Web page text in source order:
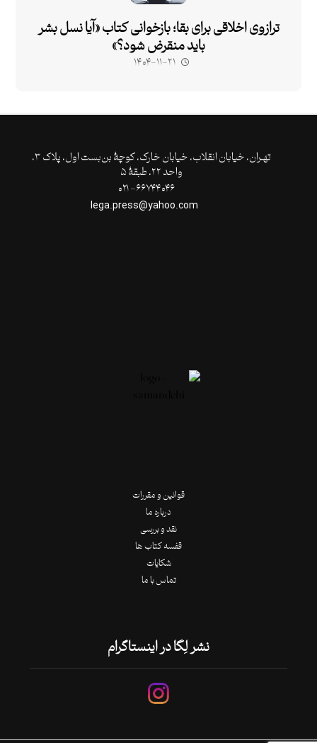
ترازوی اخلاقی برای بقا؛ بازخوانی کتاب «آیا نسل بشر
باید منقرض شود؟»
۱۴۰۴-۱۱-۲۱
تهـران،‌ خیابان انقلاب، خیابان خارک، کوچۀ بن‌بست اول، پلاک ۳،
واحد ۲۲، طبقۀ ۵
قوانین و مقررات
درباره ما
نقد و بررسی
قفسه کتاب ها
شکایات
تماس با ما
نشر لِگا در اینستاگرام